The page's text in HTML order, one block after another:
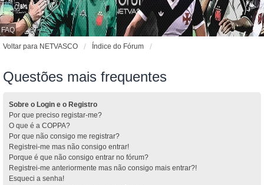
FAQ
Voltar para NETVASCO
Índice do Fórum
Questões mais frequentes
Sobre o Login e o Registro
Por que preciso registar-me?
O que é a COPPA?
Por que não consigo me registrar?
Registrei-me mas não consigo entrar!
Porque é que não consigo entrar no fórum?
Registrei-me anteriormente mas não consigo mais entrar?!
Esqueci a senha!